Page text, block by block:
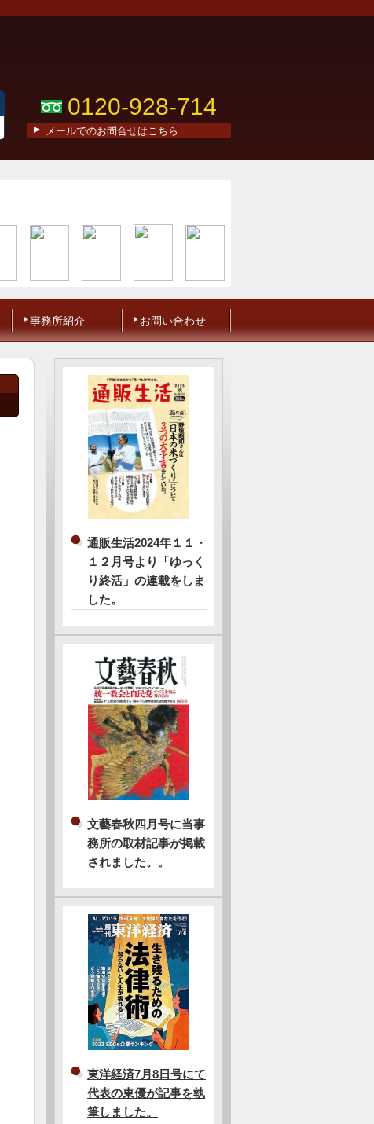
0120-928-714
メールでのお問合せはこちら
事務所紹介 お問い合わせ
通販生活2024年１１・
１２月号より「ゆっく
り終活」の連載をしま
した。
文藝春秋四月号に当事
務所の取材記事が掲載
されました。 。
東洋経済7月8日号にて
代表の東優が記事を執
筆しました。